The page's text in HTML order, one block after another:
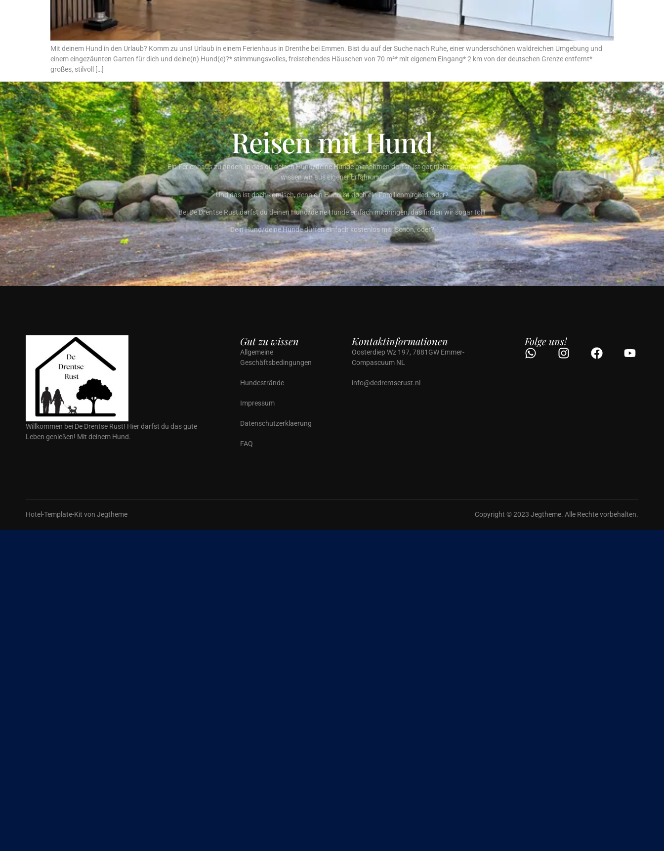
Mit deinem Hund in den Urlaub? Komm zu uns! Urlaub in einem Ferienhaus in Drenthe bei Emmen. Bist du auf der Suche nach Ruhe, einer wunderschönen waldreichen Umgebung und
einem eingezäunten Garten für dich und deine(n) Hund(e)?* stimmungsvolles, freistehendes Häuschen von 70 m²* mit eigenem Eingang* 2 km von der deutschen Grenze entfernt*
großes, stilvoll […]
Reisen mit Hund
Ein Ferienhaus zu finden, in das du deinen Hund/deine Hunde mitnehmen darfst, ist gar nicht so einfach, das
wissen wir aus eigener Erfahrung.
Und das ist doch komisch, denn ein Hund ist doch ein Familienmitglied, oder?
Bei De Drentse Rust darfst du deinen Hund/deine Hunde einfach mitbringen, das finden wir sogar toll!
Dein Hund/deine Hunde dürfen einfach kostenlos mit. Schön, oder?
Willkommen bei De Drentse Rust! Hier darfst du das gute
Leben genießen! Mit deinem Hund.
Gut zu wissen
Allgemeine
Geschäftsbedingungen
Hundestrände
Impressum
Datenschutzerklaerung
FAQ
Kontaktinformationen
Oosterdiep Wz 197, 7881GW Emmer-
Compascuum NL
info@dedrentserust.nl
Folge uns!
Hotel-Template-Kit von Jegtheme Copyright © 2023 Jegtheme. Alle Rechte vorbehalten.